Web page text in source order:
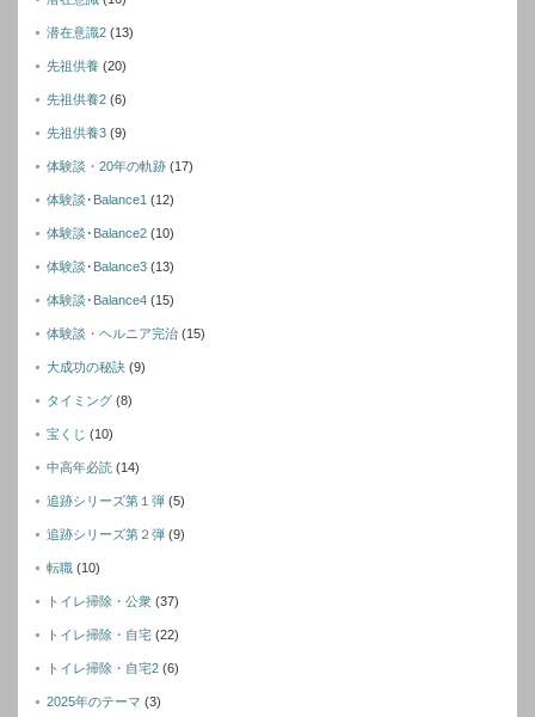
潜在意識2 (13)
先祖供養 (20)
先祖供養2 (6)
先祖供養3 (9)
体験談・20年の軌跡 (17)
体験談･Balance1 (12)
体験談･Balance2 (10)
体験談･Balance3 (13)
体験談･Balance4 (15)
体験談・ヘルニア完治 (15)
大成功の秘訣 (9)
タイミング (8)
宝くじ (10)
中高年必読 (14)
追跡シリーズ第１弾 (5)
追跡シリーズ第２弾 (9)
転職 (10)
トイレ掃除・公衆 (37)
トイレ掃除・自宅 (22)
トイレ掃除・自宅2 (6)
2025年のテーマ (3)